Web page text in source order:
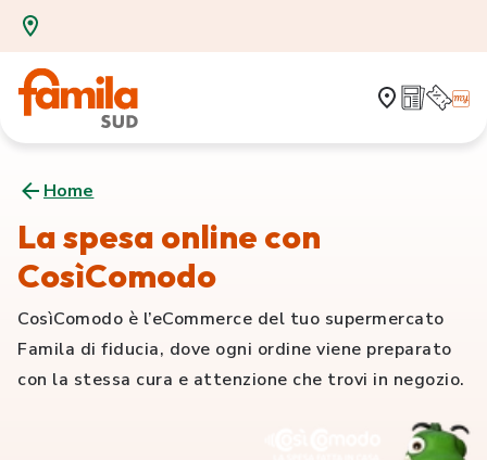
Home
La spesa online con
CosìComodo
CosìComodo è l’eCommerce del tuo supermercato
Famila di fiducia, dove ogni ordine viene preparato
con la stessa cura e attenzione che trovi in negozio.